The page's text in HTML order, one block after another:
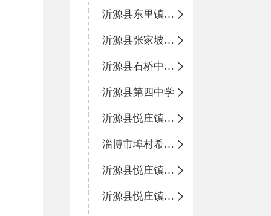
沂源县东里镇中心小学
沂源县张家坡中心学校
沂源县石桥中心学校
沂源县第四中学
沂源县悦庄镇中心小学
淄博市埠村希望小学
沂源县悦庄镇青龙山小学
沂源县悦庄镇鲍庄完小